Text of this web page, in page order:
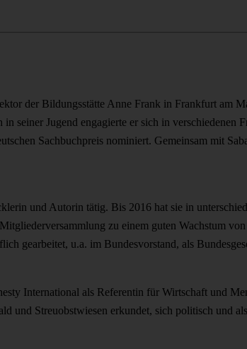
der Bildungsstätte Anne Frank in Frankfurt am
seiner Jugend engagierte er sich in
Sachbuchpreis nominiert. Gemeinsam mit
und Autorin tätig. Bis 2016 hat sie in
zu einem guten Wachstum
gearbeitet, u.a. im Bundesvorstand, als
International als Referentin für Wirtschaft und
und Streuobstwiesen erkundet, sich politisch und